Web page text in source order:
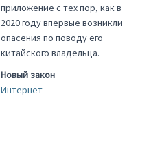
приложение с тех пор, как в
2020 году впервые возникли
опасения по поводу его
китайского владельца.
Новый закон
Интернет